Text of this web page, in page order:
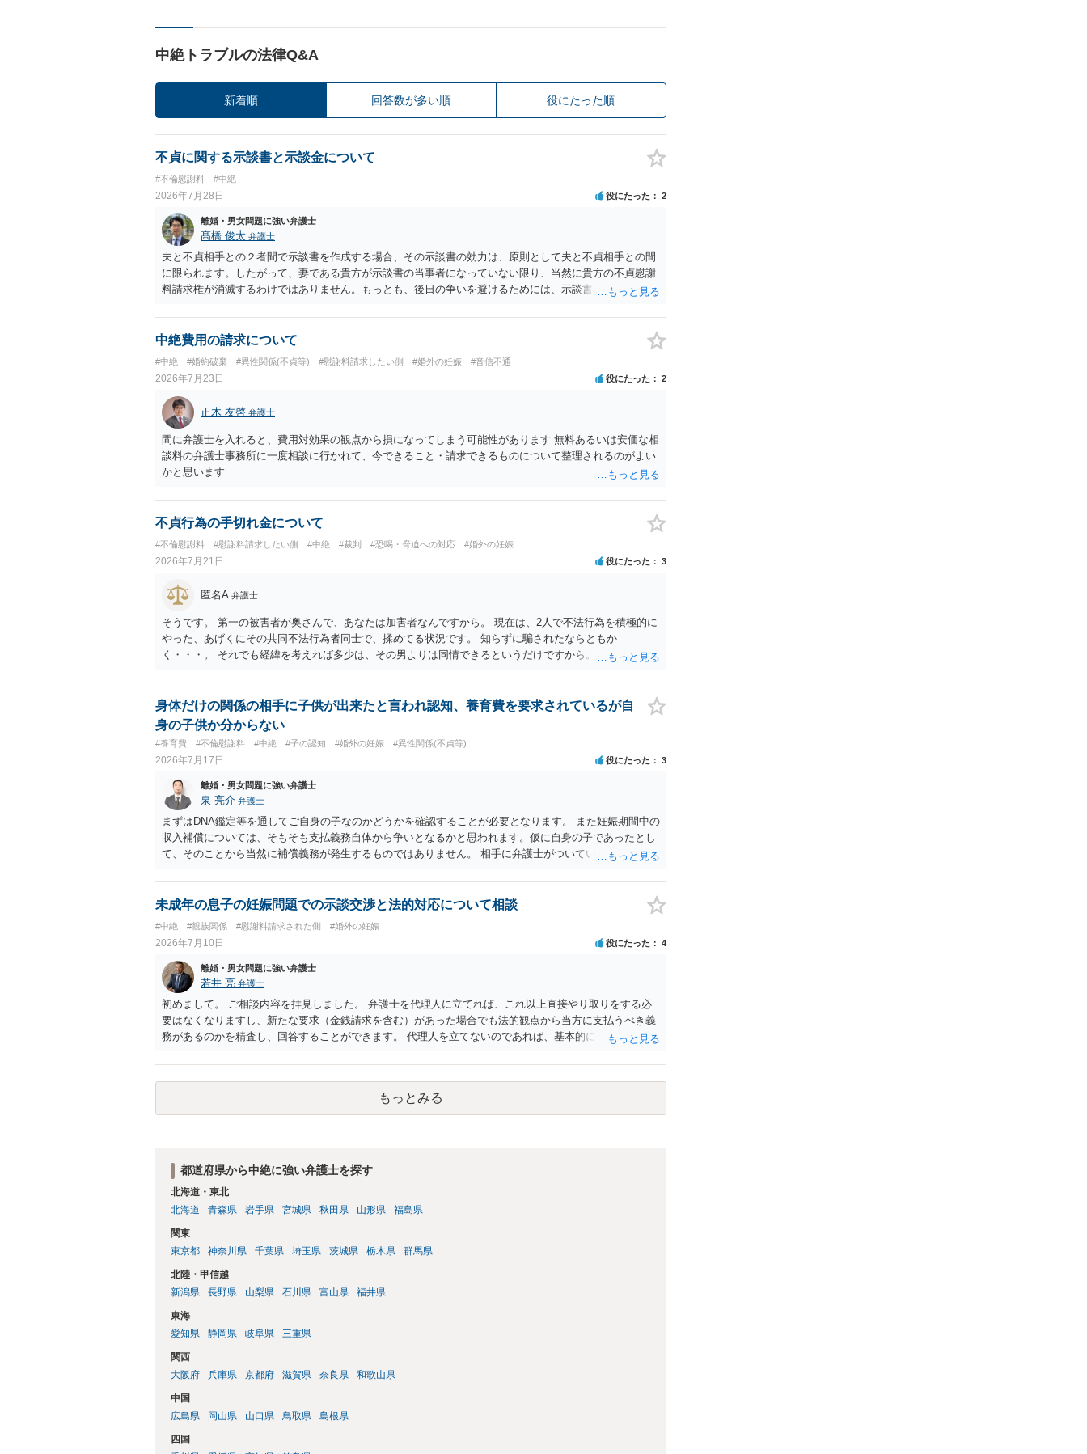
中絶トラブルの法律Q&A
新着順 回答数が多い順 役にたった順
不貞に関する示談書と示談金について
#不倫慰謝料 #中絶
2026年7月28日 役にたった 2
離婚・男女問題に強い弁護士
髙橋 俊太 弁護士
夫と不貞相手との２者間で示談書を作成する場合、その示談書の効力は、原則として夫と不貞相手との間
に限られます。したがって、妻である貴方が示談書の当事者になっていない限り、当然に貴方の不貞慰謝
料請求権が消滅するわけではありません。もっとも、後日の争いを避けるためには、示談書の中に「本示
ものではない」旨を明記しておく方が安全です。また、清算条項を入れる場合にも、「夫と不貞相手との
間に限る」と対象を明確にすべきです。 他方、不貞相手が夫から示談金を受け取る場合、その名目や内容
されている」「夫側から支払を受けた」などと（その当否は別として）反論等されてこじれてしまう可能
性があります。そのため、示談金の趣旨、清算対象、妻の請求権への影響を明確にしておくことが重要で
す。示談金１８０万円の妥当性については、中絶、精神的苦痛、通院・治療の有無、診断内容、夫の説明
内容、妊娠・中絶に至る経緯等によって変わります。中絶について双方同意があったとしても、身体的・
精神的負担が考慮されることはありますが、夫が当初から離婚できないと伝えていた事情があるなら、結
婚期待を理由とする損害については争い得る部分もあります。 なお、貴方から不貞相手へ請求する慰謝料
額は、夫が不貞相手に支払う示談金額だけで決まるものではありません。不貞期間、回数、婚姻期間、夫
婦関係への影響、離婚・別居の有無、相手方の認識等によって判断されます。 今後の状況等に応じて、弁
護士への個別相談も検討なさった方がよいでしょう。
中絶費用の請求について
#中絶 #婚約破棄 #異性関係(不貞等) #慰謝料請求したい側 #婚外の妊娠 #音信不通
2026年7月23日 役にたった 2
正木 友啓 弁護士
間に弁護士を入れると、費用対効果の観点から損になってしまう可能性があります 無料あるいは安価な相
談料の弁護士事務所に一度相談に行かれて、今できること・請求できるものについて整理されるのがよい
かと思います
不貞行為の手切れ金について
#不倫慰謝料 #慰謝料請求したい側 #中絶 #裁判 #恐喝・脅迫への対応 #婚外の妊娠
2026年7月21日 役にたった 3
匿名A 弁護士
そうです。 第一の被害者が奥さんで、あなたは加害者なんですから。 現在は、2人で不法行為を積極的に
やった、あげくにその共同不法行為者同士で、揉めてる状況です。 知らずに騙されたならともか
く・・・。 それでも経緯を考えれば多少は、その男よりは同情できるというだけですから。
身体だけの関係の相手に子供が出来たと言われ認知、養育費を要求されているが自
身の子供か分からない
#養育費 #不倫慰謝料 #中絶 #子の認知 #婚外の妊娠 #異性関係(不貞等)
2026年7月17日 役にたった 3
離婚・男女問題に強い弁護士
泉 亮介 弁護士
まずはDNA鑑定等を通してご自身の子なのかどうかを確認することが必要となります。 また妊娠期間中の
収入補償については、そもそも支払義務自体から争いとなるかと思われます。仮に自身の子であったとし
て、そのことから当然に補償義務が発生するものではありません。 相手に弁護士がついているということ
う。
未成年の息子の妊娠問題での示談交渉と法的対応について相談
#中絶 #親族関係 #慰謝料請求された側 #婚外の妊娠
2026年7月10日 役にたった 4
離婚・男女問題に強い弁護士
若井 亮 弁護士
初めまして。 ご相談内容を拝見しました。 弁護士を代理人に立てれば、これ以上直接やり取りをする必
要はなくなりますし、新たな要求（金銭請求を含む）があった場合でも法的観点から当方に支払うべき義
務があるのかを精査し、回答することができます。 代理人を立てないのであれば、基本的にはご自身で対
特に重要な点としては、合意事項以外には貸し借りが無いことを確認する条項（清算条項）をきちんと盛
り込んでおくことです。 お金を払うにしても、紛争が蒸し返されないよう、合意書を作成して取り交わす
もっとみる
都道府県から中絶に強い弁護士を探す
北海道・東北
北海道
青森県 岩手県 宮城県 秋田県 山形県 福島県
関東
東京都
神奈川県 千葉県 埼玉県 茨城県 栃木県 群馬県
北陸・甲信越
新潟県
長野県 山梨県 石川県 富山県 福井県
東海
愛知県
静岡県 岐阜県 三重県
関西
大阪府
兵庫県 京都府 滋賀県 奈良県 和歌山県
中国
広島県
岡山県 山口県 鳥取県 島根県
四国